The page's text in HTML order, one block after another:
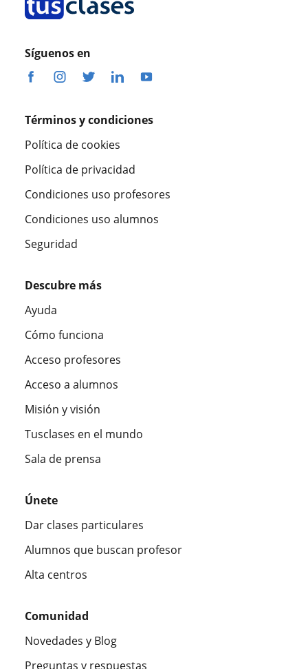
Síguenos en
Términos y condiciones
Política de cookies
Política de privacidad
Condiciones uso profesores
Condiciones uso alumnos
Seguridad
Descubre más
Ayuda
Cómo funciona
Acceso profesores
Acceso a alumnos
Misión y visión
Tusclases en el mundo
Sala de prensa
Únete
Dar clases particulares
Alumnos que buscan profesor
Alta centros
Comunidad
Novedades y Blog
Preguntas y respuestas